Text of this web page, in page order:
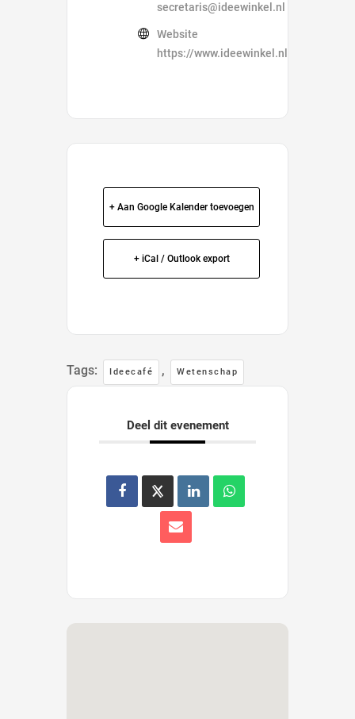
secretaris@ideewinkel.nl
Website
https://www.ideewinkel.nl/
+ Aan Google Kalender toevoegen
+ iCal / Outlook export
Tags: Ideecafé , Wetenschap
Deel dit evenement